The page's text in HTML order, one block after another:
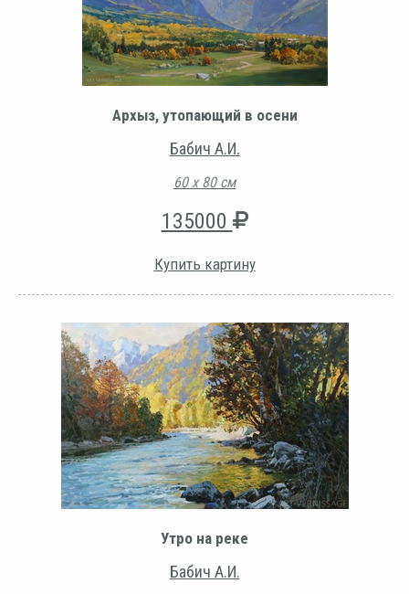
Архыз, утопающий в осени
Бабич А.И.
60 х 80 см
135000
Купить картину
Утро на реке
Бабич А.И.